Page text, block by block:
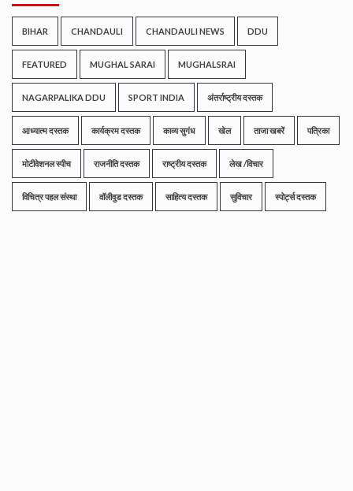
BIHAR CHANDAULI CHANDAULI NEWS DDU
FEATURED MUGHAL SARAI MUGHALSRAI
NAGARPALIKA DDU SPORT INDIA अंतर्राष्ट्रीय दस्तक
आध्यात्म दस्तक कार्यक्रम दस्तक काव्य सुगंध खेल ताजा खबरें पत्रिका
मोटीवेशनल स्पीच राजनीति दस्तक राष्ट्रीय दस्तक लेख /विचार
विचित्र पहल संस्था वॉलीवुड दस्तक साहित्य दस्तक सुविचार स्पोर्ट्स दस्तक